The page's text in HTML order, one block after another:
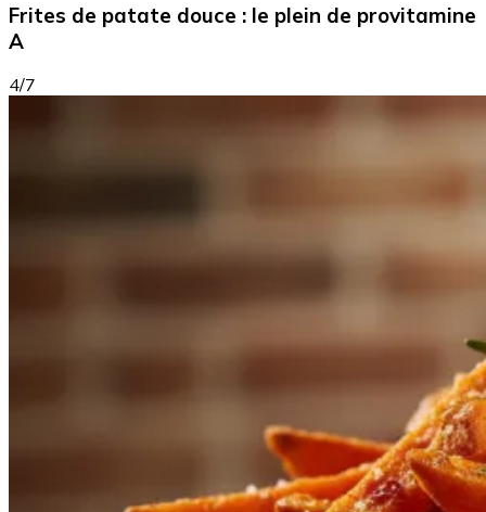
Frites de patate douce : le plein de provitamine
A
4/7